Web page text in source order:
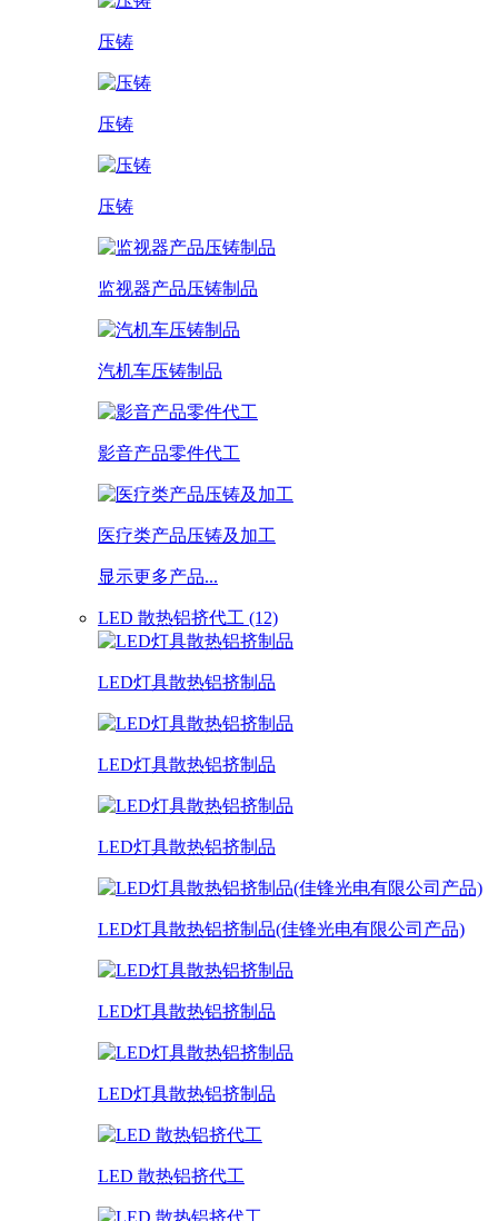
压铸
压铸
压铸
监视器产品压铸制品
汽机车压铸制品
影音产品零件代工
医疗类产品压铸及加工
显示更多产品...
LED 散热铝挤代工 (12)
LED灯具散热铝挤制品
LED灯具散热铝挤制品
LED灯具散热铝挤制品
LED灯具散热铝挤制品(佳锋光电有限公司产品)
LED灯具散热铝挤制品
LED灯具散热铝挤制品
LED 散热铝挤代工